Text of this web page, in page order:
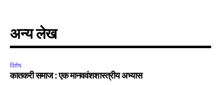
अन्य लेख
विशेष
कातकरी समाज : एक मानववंशशास्त्रीय अभ्यास